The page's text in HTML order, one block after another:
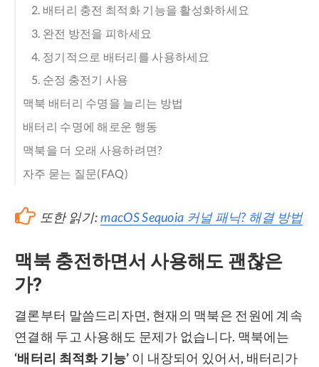
2. 배터리 충전 최적화 기능을 활성화하세요
3. 완전 방전을 피하세요
4. 정기적으로 배터리를 사용하세요
5. 순정 충전기 사용
맥북 배터리 수명을 늘리는 방법
배터리 수명에 해로운 행동
맥북을 더 오래 사용하려면?
자주 묻는 질문(FAQ)
또한 읽기: macOS Sequoia 커널 패닉? 해결 방법
맥북 충전하면서 사용해도 괜찮은
가?
결론부터 말씀드리자면, 현재의 맥북은 전원에 계속
연결해 두고 사용해도 문제가 없습니다. 맥북에는
‘배터리 최적화 기능’ 이 내장되어 있어서, 배터리가